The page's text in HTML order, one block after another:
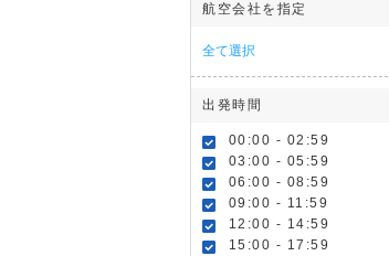
航空会社を指定
全て選択
出発時間
00:00 - 02:59
03:00 - 05:59
06:00 - 08:59
09:00 - 11:59
12:00 - 14:59
15:00 - 17:59